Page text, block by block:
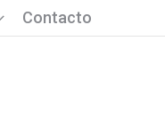
Contacto